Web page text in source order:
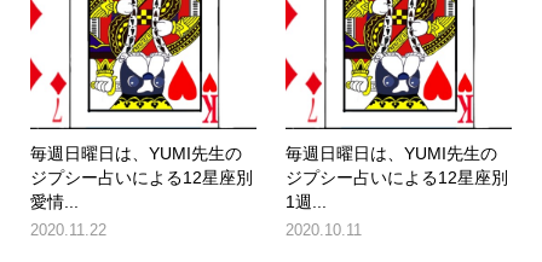
毎週日曜日は、YUMI先生の
ジプシー占いによる12星座別
愛情...
2020.11.22
毎週日曜日は、YUMI先生の
ジプシー占いによる12星座別
1週...
2020.10.11